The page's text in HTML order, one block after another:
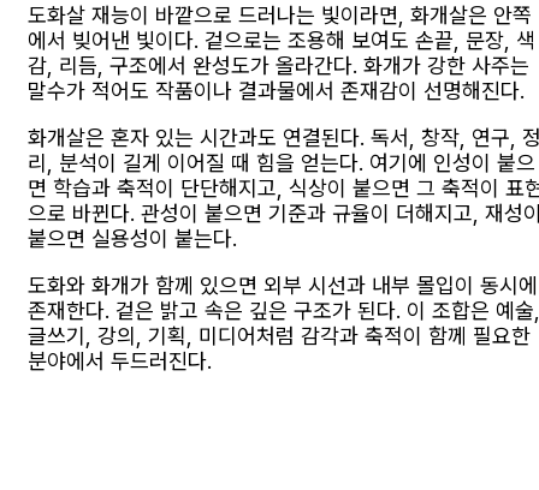
도화살 재능이 바깥으로 드러나는 빛이라면, 화개살은 안쪽
에서 빚어낸 빛이다. 겉으로는 조용해 보여도 손끝, 문장, 색
감, 리듬, 구조에서 완성도가 올라간다. 화개가 강한 사주는
말수가 적어도 작품이나 결과물에서 존재감이 선명해진다.
화개살은 혼자 있는 시간과도 연결된다. 독서, 창작, 연구,
리, 분석이 길게 이어질 때 힘을 얻는다. 여기에 인성이 붙으
면 학습과 축적이 단단해지고, 식상이 붙으면 그 축적이 표
으로 바뀐다. 관성이 붙으면 기준과 규율이 더해지고, 재성
붙으면 실용성이 붙는다.
도화와 화개가 함께 있으면 외부 시선과 내부 몰입이 동시에
존재한다. 겉은 밝고 속은 깊은 구조가 된다. 이 조합은 예술,
글쓰기, 강의, 기획, 미디어처럼 감각과 축적이 함께 필요한
분야에서 두드러진다.